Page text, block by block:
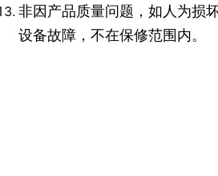
非因产品质量问题，如人为损
设备故障，不在保修范围内。